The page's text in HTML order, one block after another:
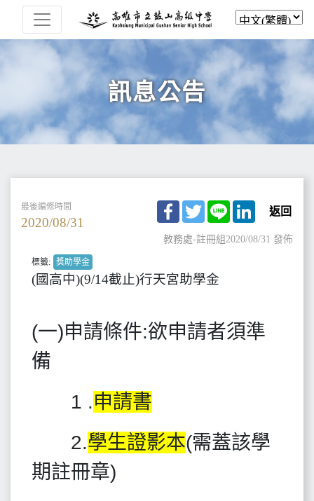
訊息公告
最後編修時間
2020/08/31
Facebook
TwitterLine LinkedIn
返回
教務處-註冊組2020/08/31 發佈
標籤: 獎助學金
(國高中)(9/14截止)行天宮助學金
(一)申請條件:欲申請者須準
備
1 .申請書
2.學生證影本(需蓋該學
期註冊章)